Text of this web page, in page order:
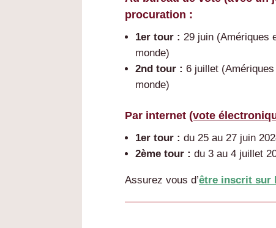
procuration :
1er tour :29 juin (Amériques
monde)
2nd tour :6 juillet
monde)
Par internet (vote
1er tour :du 25 au 27 juin
2ème tour :du 3 au 4 juillet
Assurez vous d’être inscrit sur